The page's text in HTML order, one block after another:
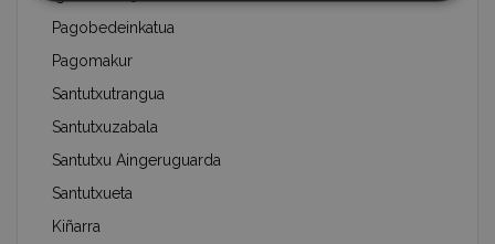
Pagobedeinkatua
Pagomakur
Santutxutrangua
Santutxuzabala
Santutxu Aingeruguarda
Santutxueta
Kiñarra